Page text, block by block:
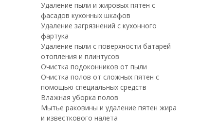
Удаление пыли и жировых пятен с
фасадов кухонных шкафов
Удаление загрязнений с кухонного
фартука
Удаление пыли с поверхности батарей
отопления и плинтусов
Очистка подоконников от пыли
Очистка полов от сложных пятен с
помощью специальных средств
Влажная уборка полов
Мытье раковины и удаление пятен жира
и известкового налета